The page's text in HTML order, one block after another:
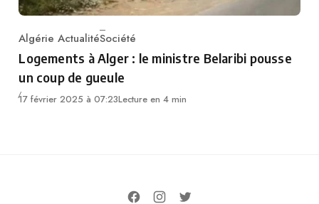
Category
Algérie ActualitéSociété
Logements à Alger : le ministre Belaribi pousse
un coup de gueule
17 février 2025 à 07:23Lecture en 4 min